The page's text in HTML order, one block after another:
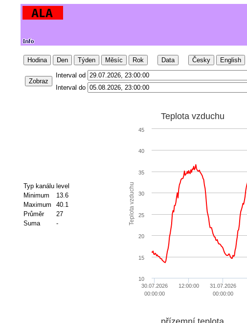
Hodina Den Týden Měsíc Rok Data Česky English
Zobraz
Interval od
Interval do
Typ kanálu level
Minimum
13.6
Maximum
40.1
Průměr
27
Suma
- Teplota vzduchu
Teplota vzduchu
30.07.2026
00:00:00
12:00:00
31.07.2026
00:00:00
10
15
20
25
30
35
40
45